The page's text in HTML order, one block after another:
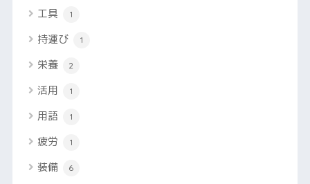
工具 1
持運び 1
栄養 2
活用 1
用語 1
疲労 1
装備 6